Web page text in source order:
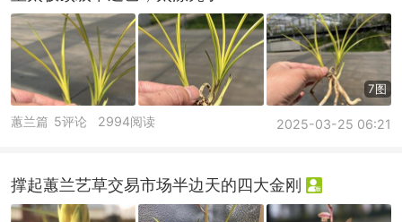
7图
蕙兰篇 2025-03-25 06:21
5评论 2994阅读
撑起蕙兰艺草交易市场半边天的四大金刚